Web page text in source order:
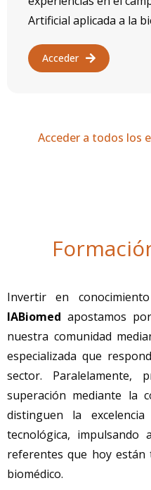
Artificial aplicada a la
Acceder
Acceder a todos los
Invertir en
IABiomed apostamos
nuestra comunidad
especializada que
sector. Paralelamente,
superación mediante la
distinguen la
tecnológica, impulsando
referentes que hoy están
biomédico.